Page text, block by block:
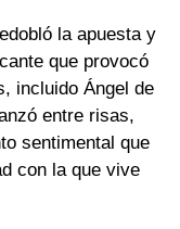
la apuesta y
que provocó
incluido Ángel de
entre risas,
sentimental que
con la que vive